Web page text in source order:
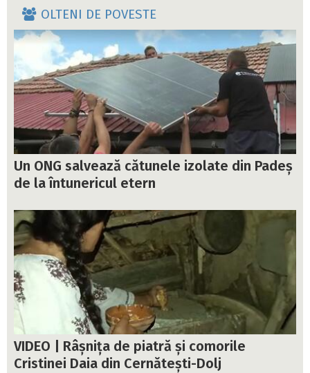
OLTENI DE POVESTE
Un ONG salvează cătunele izolate din Padeș
de la întunericul etern
VIDEO | Râșnița de piatră și comorile
Cristinei Daia din Cernătești-Dolj